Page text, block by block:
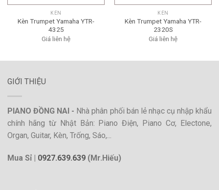
KÈN
Kèn Trumpet Yamaha YTR-
4325
Giá liên hệ
KÈN
Kèn Trumpet Yamaha YTR-
2320S
Giá liên hệ
GIỚI THIỆU
PIANO ĐỒNG NAI - Nhà phân phối bán lẻ nhạc cụ nhập khẩu
chính hãng từ Nhật Bản: Piano Điện, Piano Cơ, Electone,
Organ, Guitar, Kèn, Trống, Sáo,...
Mua Sỉ | 0927.639.639 (Mr.Hiếu)